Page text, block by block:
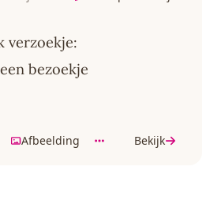
verzoekje:
bezoekje
Afbeelding Bekijk